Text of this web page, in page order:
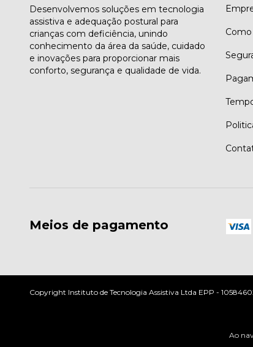
Ao
Desenvolvemos soluções em tecnologia
assistiva e adequação postural para
crianças com deficiência, unindo
conhecimento da área da saúde, cuidado
e inovações para proporcionar mais
conforto, segurança e qualidade de vida.
Meios de pagamento
Copyright Instituto de Tecnologia Assistiva Ltda EPP -